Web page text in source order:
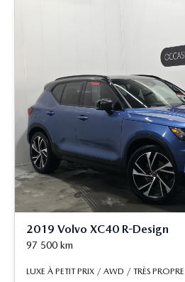
2019 Volvo XC40 R-Design
97 500 km
LUXE À PETIT PRIX / AWD / TRÈS PROPRE